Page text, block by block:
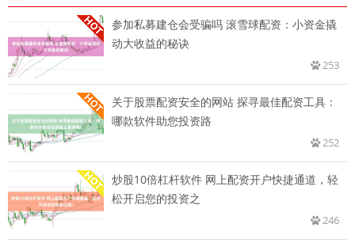
参加私募建仓会受骗吗 滚雪球配资：小资金撬
动大收益的秘诀
253
关于股票配资安全的网站 探寻最佳配资工具：
哪款软件助您投资路
252
炒股10倍杠杆软件 网上配资开户快捷通道，轻
松开启您的投资之
246